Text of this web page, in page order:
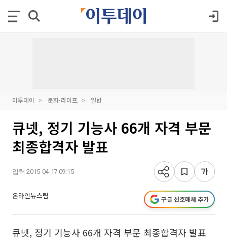
이투데이 문화·라이프 일반
큐넷, 정기 기능사 66개 자격 부문
최종합격자 발표
입력 2015-04-17 09:15
온라인뉴스팀 구글 선호매체 추가
큐넷, 정기 기능사 66개 자격 부문 최종합격자 발표